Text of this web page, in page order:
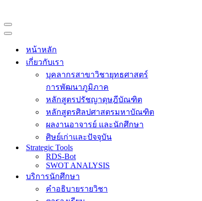
Navigation
Menu
Navigation
หน้าหลัก
เกี่ยวกับเรา
บุคลากรสาขาวิชายุทธศาสตร์
การพัฒนาภูมิภาค
หลักสูตรปรัชญาดุษฎีบัณฑิต
หลักสูตรศิลปศาสตรมหาบัณฑิต
ผลงานอาจารย์ และนักศึกษา
ศิษย์เก่าและปัจจุบัน
Strategic Tools
RDS-Bot
SWOT ANALYSIS
บริการนักศึกษา
คำอธิบายรายวิชา